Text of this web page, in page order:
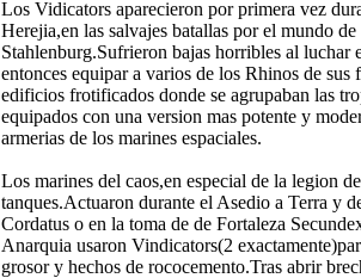
Los Vidicators aparecieron por primera vez
Herejia,en las salvajes batallas por el mundo
Stahlenburg.Sufrieron bajas horribles al
entonces equipar a varios de los Rhinos de
edificios frotificados donde se agrupaban las
equipados con una version mas potente y
armerias de los marines espaciales.
Los marines del caos,en especial de la legion
tanques.Actuaron durante el Asedio a Terra y
Cordatus o en la toma de de Fortaleza
Anarquia usaron Vindicators(2
grosor y hechos de rococemento.Tras abrir